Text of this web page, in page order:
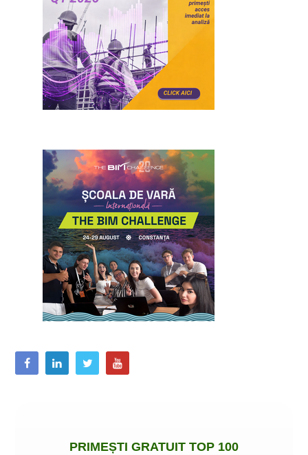
PRIMEȘTI GRATUIT TOP 100